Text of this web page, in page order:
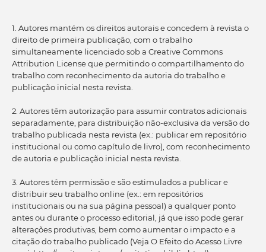
1. Autores mantém os direitos autorais e concedem à revista o
direito de primeira publicação, com o trabalho
simultaneamente licenciado sob a Creative Commons
Attribution License que permitindo o compartilhamento do
trabalho com reconhecimento da autoria do trabalho e
publicação inicial nesta revista.
2. Autores têm autorização para assumir contratos adicionais
separadamente, para distribuição não-exclusiva da versão do
trabalho publicada nesta revista (ex.: publicar em repositório
institucional ou como capítulo de livro), com reconhecimento
de autoria e publicação inicial nesta revista.
3. Autores têm permissão e são estimulados a publicar e
distribuir seu trabalho online (ex.: em repositórios
institucionais ou na sua página pessoal) a qualquer ponto
antes ou durante o processo editorial, já que isso pode gerar
alterações produtivas, bem como aumentar o impacto e a
citação do trabalho publicado (Veja O Efeito do Acesso Livre